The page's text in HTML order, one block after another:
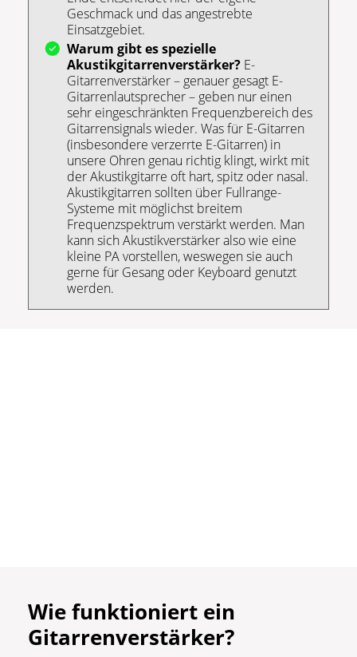
Geschmack und das angestrebte
Einsatzgebiet.
Warum gibt es spezielle
Akustikgitarrenverstärker? E-
Gitarrenverstärker – genauer gesagt E-
Gitarrenlautsprecher – geben nur einen
sehr eingeschränkten Frequenzbereich des
Gitarrensignals wieder. Was für E-Gitarren
(insbesondere verzerrte E-Gitarren) in
unsere Ohren genau richtig klingt, wirkt mit
der Akustikgitarre oft hart, spitz oder nasal.
Akustikgitarren sollten über Fullrange-
Systeme mit möglichst breitem
Frequenzspektrum verstärkt werden. Man
kann sich Akustikverstärker also wie eine
kleine PA vorstellen, weswegen sie auch
gerne für Gesang oder Keyboard genutzt
werden.
Wie funktioniert ein
Gitarrenverstärker?